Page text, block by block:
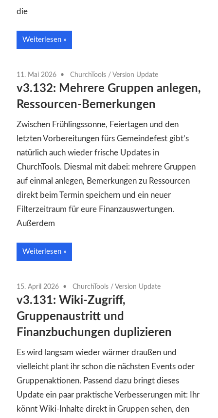
die
Weiterlesen
11. Mai 2026 ChurchTools / Version Update
v3.132: Mehrere Gruppen anlegen,
Ressourcen-Bemerkungen
Zwischen Frühlingssonne, Feiertagen und den
letzten Vorbereitungen fürs Gemeindefest gibt’s
natürlich auch wieder frische Updates in
ChurchTools. Diesmal mit dabei: mehrere Gruppen
auf einmal anlegen, Bemerkungen zu Ressourcen
direkt beim Termin speichern und ein neuer
Filterzeitraum für eure Finanzauswertungen.
Außerdem
Weiterlesen
15. April 2026 ChurchTools / Version Update
v3.131: Wiki-Zugriff,
Gruppenaustritt und
Finanzbuchungen duplizieren
Es wird langsam wieder wärmer draußen und
vielleicht plant ihr schon die nächsten Events oder
Gruppenaktionen. Passend dazu bringt dieses
Update ein paar praktische Verbesserungen mit: Ihr
könnt Wiki-Inhalte direkt in Gruppen sehen, den